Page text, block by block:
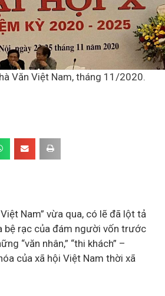
Văn Việt Nam, tháng 11/2020.
Nam” vừa qua, có lẽ đã lột tả
bệ rạc của đám người vốn trước
“văn nhân,” “thi khách” –
của xã hội Việt Nam thời xã